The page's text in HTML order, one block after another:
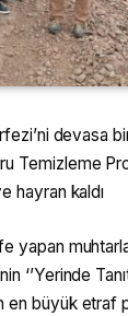
devasa
Temizleme
hayran kaldı
yapan
‘’Yerinde
en büyük etraf